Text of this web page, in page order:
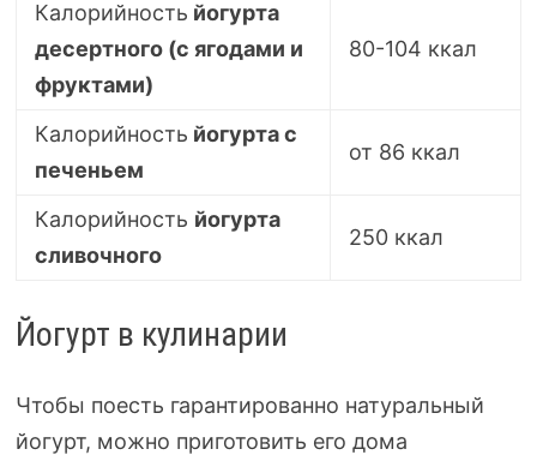
Калорийность йогурта
десертного (с ягодами и
фруктами)
80-104 ккал
Калорийность йогурта с
печеньем
от 86 ккал
Калорийность йогурта
сливочного
250 ккал
Йогурт в кулинарии
Чтобы поесть гарантированно натуральный
йогурт, можно приготовить его дома